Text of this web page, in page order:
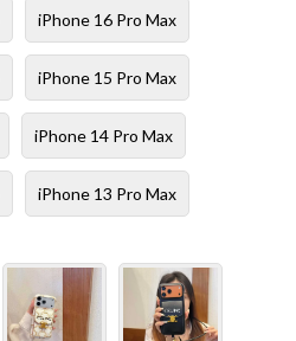
iPhone 16 Pro Max
iPhone 15 Pro Max
iPhone 14 Pro Max
iPhone 13 Pro Max